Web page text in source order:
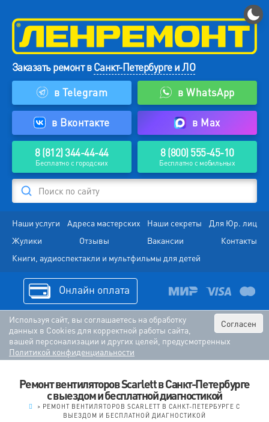
Заказать ремонт вСанкт-Петербурге и ЛО
в Telegram
в WhatsApp
в Вконтакте в Max
8 (812) 344-44-44
Бесплатно с городских
8 (800) 555-45-10
Бесплатно с мобильных
Поиск по сайту
Наши услуги Адреса мастерских Наши секреты
Для Юр. лиц
Жулики
Отзывы Вакансии
Контакты
Книги, аудиоспектакли и мультфильмы для детей
Онлайн оплата
Согласен
Используя сайт, вы соглашаетесь на обработку
данных в Cookies для корректной работы сайта,
вашей персонализации и других целей, предусмотренных
Политикой конфиденциальности
Ремонт вентиляторов Scarlett в Санкт-Петербурге
с выездом и бесплатной диагностикой
> РЕМОНТ ВЕНТИЛЯТОРОВ SCARLETT В САНКТ-ПЕТЕРБУРГЕ С
ВЫЕЗДОМ И БЕСПЛАТНОЙ ДИАГНОСТИКОЙ